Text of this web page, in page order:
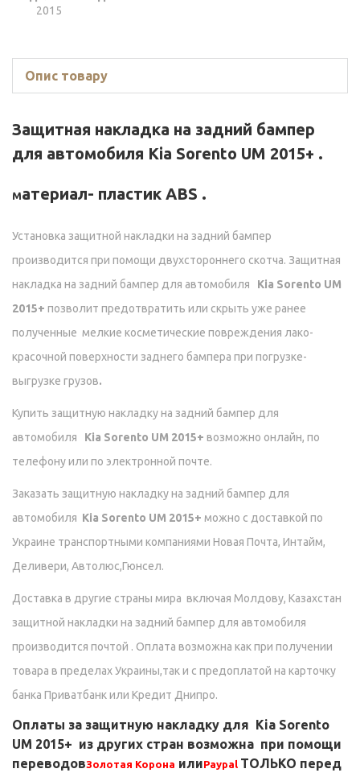
2015
Опис товару
Защитная накладка на задний бампер
для автомобиля Kia Sorento UM 2015+ .
Материал- пластик ABS .
Установка защитной накладки на задний бампер
производится при помощи двухстороннего скотча. Защитная
накладка на задний бампер для автомобиля
Kia Sorento UM
2015+ позволит предотвратить или скрыть уже ранее
полученные мелкие косметические повреждения лако-
красочной поверхности заднего бампера при погрузке-
выгрузке грузов.
Купить защитную накладку на задний бампер для
автомобиля
Kia Sorento UM 2015+ возможно онлайн, по
телефону или по электронной почте.
Заказать защитную накладку на задний бампер для
автомобиля Kia Sorento UM 2015+ можно с доставкой по
Украине транспортными компаниями Новая Почта, Интайм,
Деливери, Автолюс,Гюнсел.
Доставка в другие страны мира включая Молдову, Казахстан
защитной накладки на задний бампер для автомобиля
производится почтой . Оплата возможна как при получении
товара в пределах Украины,так и с предоплатой на карточку
банка Приватбанк или Кредит Днипро.
Оплаты за защитную накладку для Kia Sorento
UM 2015+ из других стран возможна при помощи
переводовЗолотая Корона илиPaypal ТОЛЬКО перед